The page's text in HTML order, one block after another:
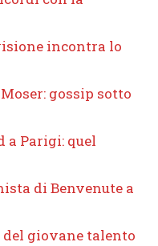
incontra lo
gossip sotto
a Parigi: quel
di Benvenute a
giovane talento